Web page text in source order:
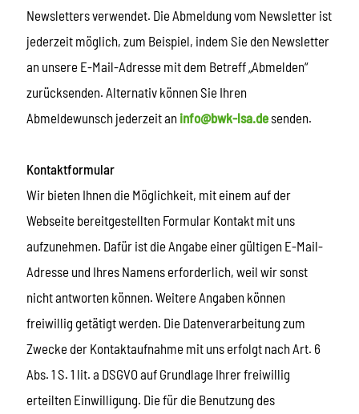
Newsletters verwendet. Die Abmeldung vom Newsletter ist
jederzeit möglich, zum Beispiel, indem Sie den Newsletter
an unsere E-Mail-Adresse mit dem Betreff „Abmelden“
zurücksenden. Alternativ können Sie Ihren
Abmeldewunsch jederzeit an info@bwk-lsa.desenden.
Kontaktformular
Wir bieten Ihnen die Möglichkeit, mit einem auf der
Webseite bereitgestellten Formular Kontakt mit uns
aufzunehmen. Dafür ist die Angabe einer gültigen E-Mail-
Adresse und Ihres Namens erforderlich, weil wir sonst
nicht antworten können. Weitere Angaben können
freiwillig getätigt werden. Die Datenverarbeitung zum
Zwecke der Kontaktaufnahme mit uns erfolgt nach Art. 6
Abs. 1 S. 1 lit. a DSGVO auf Grundlage Ihrer freiwillig
erteilten Einwilligung. Die für die Benutzung des